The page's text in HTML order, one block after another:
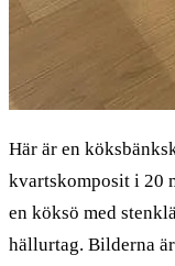
Här är en
kvartskomposit i 20
en köksö med
hällurtag. Bilderna